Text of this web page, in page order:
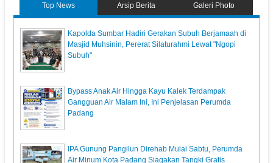
Top News Arsip Berita Galeri Photo
Kapolda Sumbar Hadiri Gerakan Subuh Berjamaah di
Masjid Muhsinin, Pererat Silaturahmi Lewat "Ngopi
Subuh"
Bypass Anak Air Hingga Kayu Kalek Terdampak
Gangguan Air Malam Ini, Ini Penjelasan Perumda
Padang
IPA Gunung Pangilun Direhab Mulai Sabtu, Perumda
Air Minum Kota Padang Siagakan Tangki Gratis